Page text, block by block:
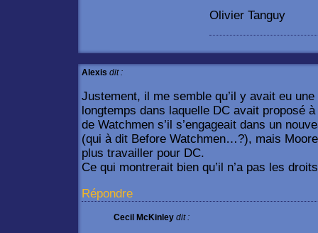
Olivier Tanguy
Alexis dit :
Justement, il me semble qu’il y avait eu
longtemps dans laquelle DC avait proposé
de Watchmen s’il s’engageait dans un
(qui à dit Before Watchmen…?), mais
plus travailler pour DC.
Ce qui montrerait bien qu’il n’a pas les
Répondre
Cecil McKinley dit :